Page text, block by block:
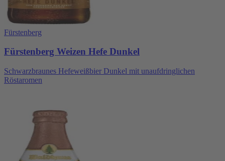
Fürstenberg
Fürstenberg Weizen Hefe Dunkel
Schwarzbraunes Hefeweißbier Dunkel mit unaufdringlichen
Röstaromen